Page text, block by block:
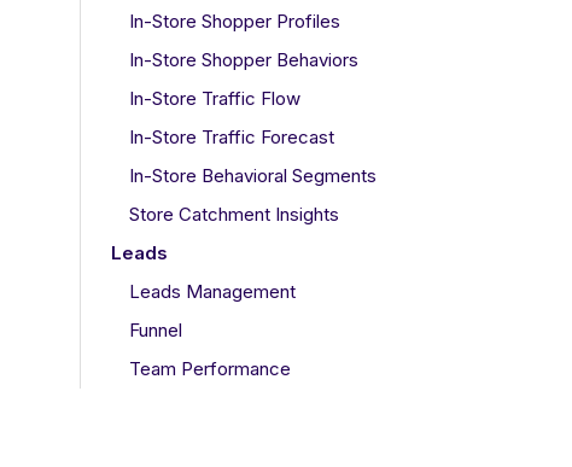
In-Store Shopper Profiles
In-Store Shopper Behaviors
In-Store Traffic Flow
In-Store Traffic Forecast
In-Store Behavioral Segments
Store Catchment Insights
Leads
Leads Management
Funnel
Team Performance